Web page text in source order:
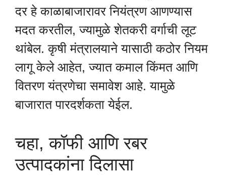
दर हे काळाबाजारावर नियंत्रण आणण्यास
मदत करतील, ज्यामुळे शेतकरी वर्गाची लूट
थांबेल. कृषी मंत्रालयाने यासाठी कठोर नियम
लागू केले आहेत, ज्यात कमाल किंमत आणि
वितरण यंत्रणेचा समावेश आहे. यामुळे
बाजारात पारदर्शकता येईल.
चहा, कॉफी आणि रबर
उत्पादकांना दिलासा